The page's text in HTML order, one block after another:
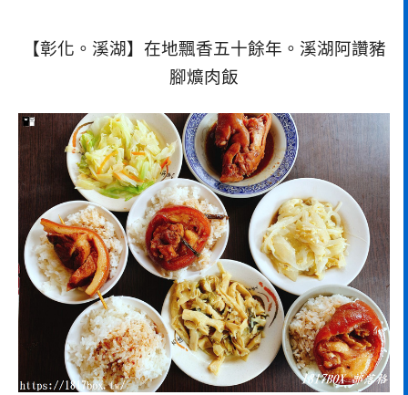
【彰化。溪湖】在地飄香五十餘年。溪湖阿讚豬
腳爌肉飯